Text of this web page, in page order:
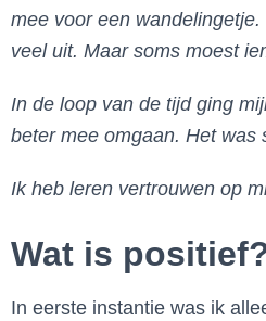
mee voor een
veel uit. Maar soms moest
In de loop van de tijd ging
beter mee omgaan. Het was
Ik heb leren vertrouwen op
Wat is
In eerste instantie was ik